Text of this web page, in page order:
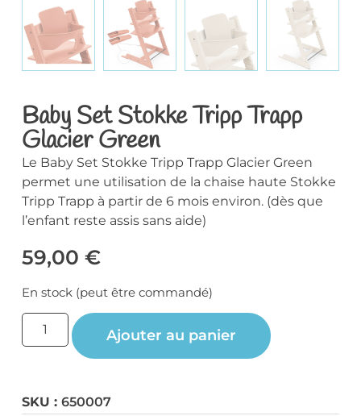
Baby Set Stokke Tripp Trapp
Glacier Green
Le Baby Set Stokke Tripp Trapp Glacier Green
permet une utilisation de la chaise haute Stokke
Tripp Trapp à partir de 6 mois environ. (dès que
l’enfant reste assis sans aide)
59,00 €
En stock (peut être commandé)
Ajouter au panier
SKU : 650007